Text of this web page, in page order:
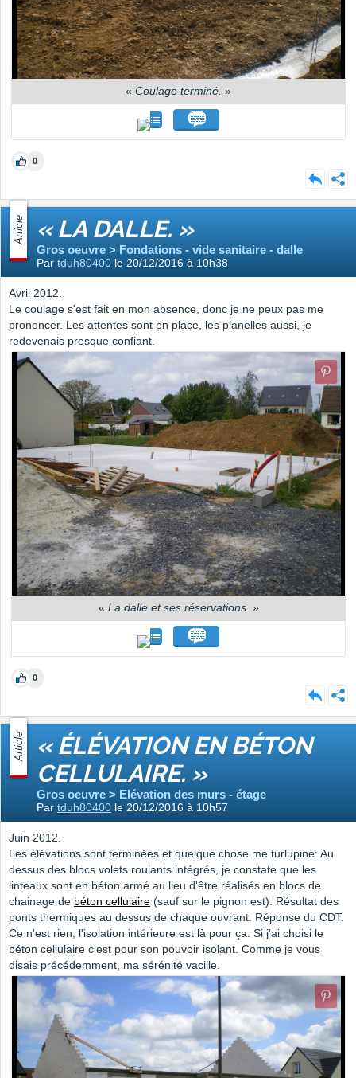
« Coulage terminé. »
0
Article « LA DALLE. »
Gros oeuvre > Fondations - vide sanitaire - dalle
Par tduh80400 le 20/12/2016 à 10h38
Avril 2012.
Le coulage s'est fait en mon absence, donc je ne peux pas me
prononcer. Les attentes sont en place, les planelles aussi, je
redevenais presque confiant.
« La dalle et ses réservations. »
0
Article « ÉLÉVATION EN BÉTON
CELLULAIRE. »
Gros oeuvre > Elévation des murs - étage
Par tduh80400 le 20/12/2016 à 10h57
Juin 2012.
Les élévations sont terminées et quelque chose me turlupine: Au
dessus des blocs volets roulants intégrés, je constate que les
linteaux sont en béton armé au lieu d'être réalisés en blocs de
chainage de béton cellulaire (sauf sur le pignon est). Résultat des
ponts thermiques au dessus de chaque ouvrant. Réponse du CDT:
Ce n'est rien, l'isolation intérieure est là pour ça. Si j'ai choisi le
béton cellulaire c'est pour son pouvoir isolant. Comme je vous
disais précédemment, ma sérénité vacille.